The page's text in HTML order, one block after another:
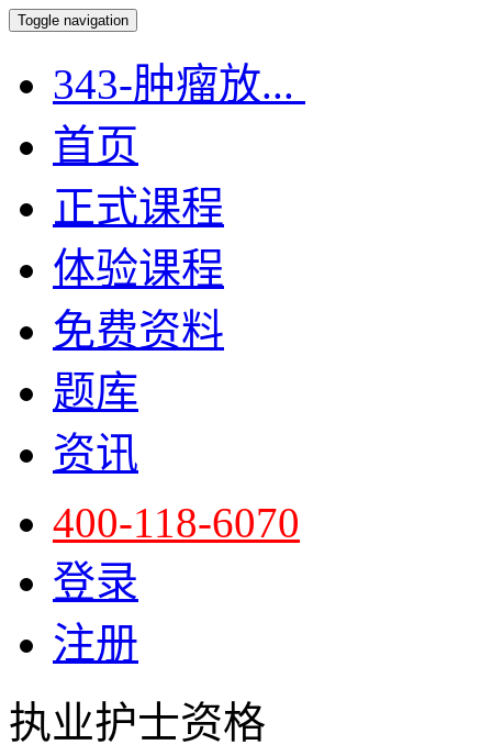
Toggle navigation
343-肿瘤放...
首页
正式课程
体验课程
免费资料
题库
资讯
400-118-6070
登录
注册
执业护士资格